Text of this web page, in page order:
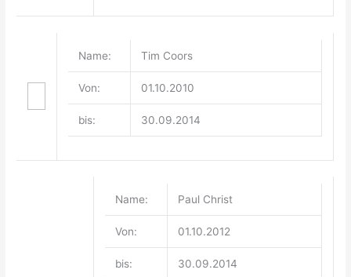
Name: Tim Coors
Von: 01.10.2010
bis: 30.09.2014
Name: Paul Christ
Von: 01.10.2012
bis: 30.09.2014